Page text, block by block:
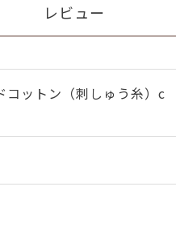
レビュー
コットン（刺しゅう糸）c